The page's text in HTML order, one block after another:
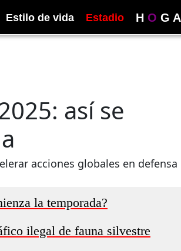
Estilo de vida Estadio H O G A
así se
acciones globales en defensa
la temporada?
ilegal de fauna silvestre